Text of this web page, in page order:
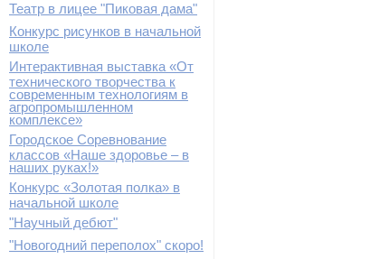
Театр в лицее "Пиковая дама"
Конкурс рисунков в начальной
школе
Интерактивная выставка «От
технического творчества к
современным технологиям в
агропромышленном
комплексе»
Городское Соревнование
классов «Наше здоровье – в
наших руках!»
Конкурс «Золотая полка» в
начальной школе
"Научный дебют"
"Новогодний переполох" скоро!